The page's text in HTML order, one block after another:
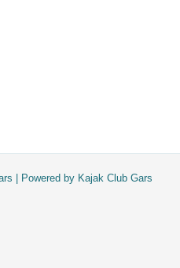
| Powered by Kajak Club Gars